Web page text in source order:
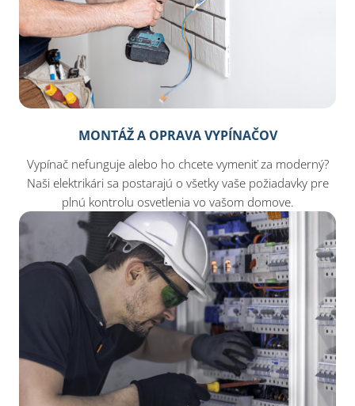
MONTÁŽ A OPRAVA VYPÍNAČOV
Vypínač nefunguje alebo ho chcete vymeniť za moderný?
Naši elektrikári sa postarajú o všetky vaše požiadavky pre
plnú kontrolu osvetlenia vo vašom domove.